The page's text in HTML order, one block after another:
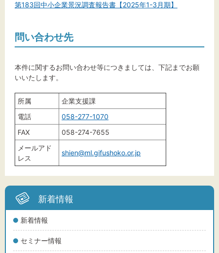
背景色
新着情報
新着情報
セミナー情報
第183回中小企業景況調査報告書【2025年1-3月期】
問い合わせ先
本件に関するお問い合わせ等につきましては、下記までお願
いいたします。
所属
企業支援課
電話
058-277-1070
FAX
058-274-7655
メールアド
レス
shien@ml.gifushoko.or.jp